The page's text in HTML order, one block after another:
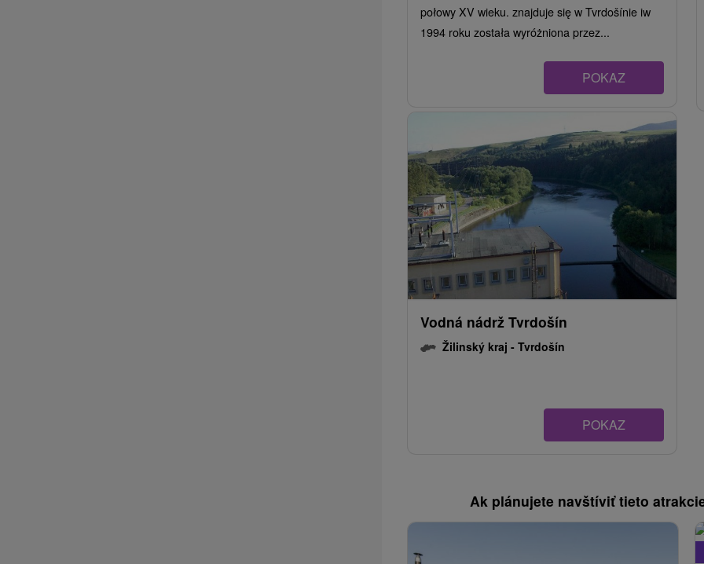
połowy XV wieku. znajduje się w Tvrdošínie iw
1994 roku została wyróżniona przez...
POKAZ
Vodná nádrž Tvrdošín
Žilinský kraj - Tvrdošín
POKAZ
Ak plánujete navštíviť tieto